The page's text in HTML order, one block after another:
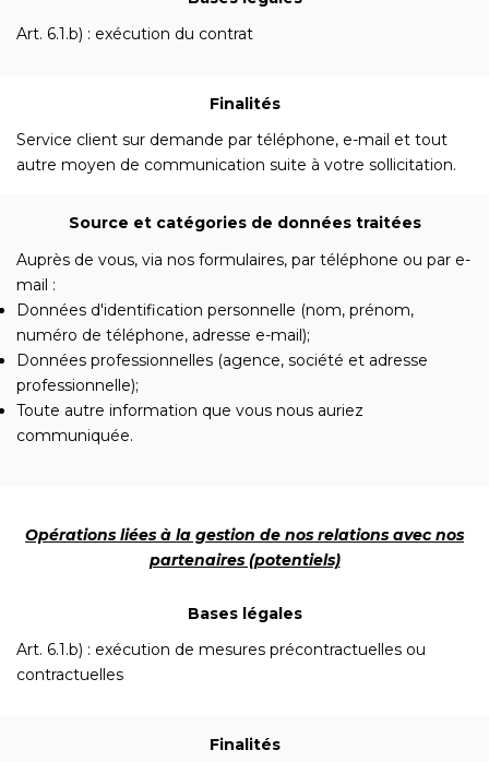
Art. 6.1.b) : exécution du contrat
Finalités
Service client sur demande par téléphone, e-mail et tout
autre moyen de communication suite à votre sollicitation.
Source et catégories de données traitées
Auprès de vous, via nos formulaires, par téléphone ou par e-
mail :
Données d'identification personnelle (nom, prénom,
numéro de téléphone, adresse e-mail);
Données professionnelles (agence, société et adresse
professionnelle);
Toute autre information que vous nous auriez
communiquée.
Opérations liées à la gestion de nos relations avec nos
partenaires (potentiels)
Bases légales
Art. 6.1.b) : exécution de mesures précontractuelles ou
contractuelles
Finalités